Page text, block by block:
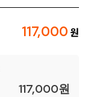
117,000
117,000원